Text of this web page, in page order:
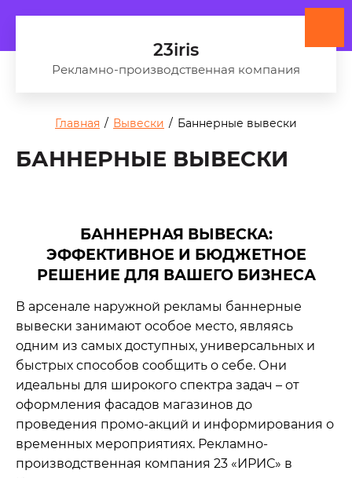
23iris
Рекламно-производственная компания
Главная / Вывески / Баннерные вывески
БАННЕРНЫЕ ВЫВЕСКИ
БАННЕРНАЯ ВЫВЕСКА:
ЭФФЕКТИВНОЕ И БЮДЖЕТНОЕ
РЕШЕНИЕ ДЛЯ ВАШЕГО БИЗНЕСА
В арсенале наружной рекламы баннерные
вывески занимают особое место, являясь
одним из самых доступных, универсальных и
быстрых способов сообщить о себе. Они
идеальны для широкого спектра задач – от
оформления фасадов магазинов до
проведения промо-акций и информирования о
временных мероприятиях. Рекламно-
производственная компания 23 «ИРИС» в